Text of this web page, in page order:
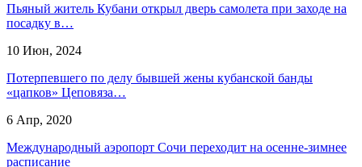
Пьяный житель Кубани открыл дверь самолета при заходе на
посадку в…
10 Июн, 2024
Потерпевшего по делу бывшей жены кубанской банды
«цапков» Цеповяза…
6 Апр, 2020
Международный аэропорт Сочи переходит на осенне-зимнее
расписание